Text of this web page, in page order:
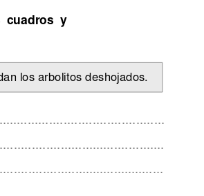
cuadros  y
los arbolitos deshojados.